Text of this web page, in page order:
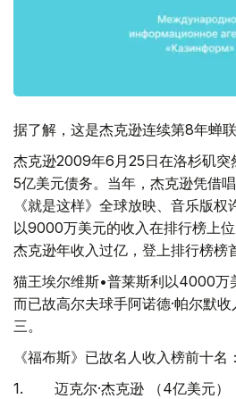
据了解，这是杰克逊连续第8年蝉联
杰克逊2009年6月25日在洛杉矶突
5亿美元债务。当年，杰克逊凭借
《就是这样》全球放映、音乐版权
以9000万美元的收入在排行榜上
杰克逊年收入过亿，登上排行榜榜
猫王埃尔维斯•普莱斯利以4000万
而已故高尔夫球手阿诺德·帕尔默
三。
《福布斯》已故名人收入榜前十名：
1. 迈克尔·杰克逊 （4亿美元）